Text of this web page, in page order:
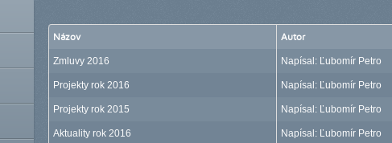
Názov Autor
Zmluvy 2016 Napísal: Ľubomír Petro
Projekty rok 2016 Napísal: Ľubomír Petro
Projekty rok 2015 Napísal: Ľubomír Petro
Aktuality rok 2016 Napísal: Ľubomír Petro